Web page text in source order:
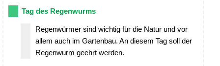
Tag des Regenwurms
Regenwürmer sind wichtig für die Natur und vor
allem auch im Gartenbau. An diesem Tag soll der
Regenwurm geehrt werden.